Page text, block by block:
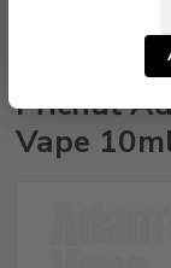
Adam´s Vape Shake
Příchuť
Vape